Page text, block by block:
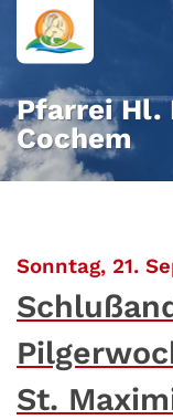
Zum Inhalt
Pfarrei Hl.
Cochem
Sonntag, 21.
St.